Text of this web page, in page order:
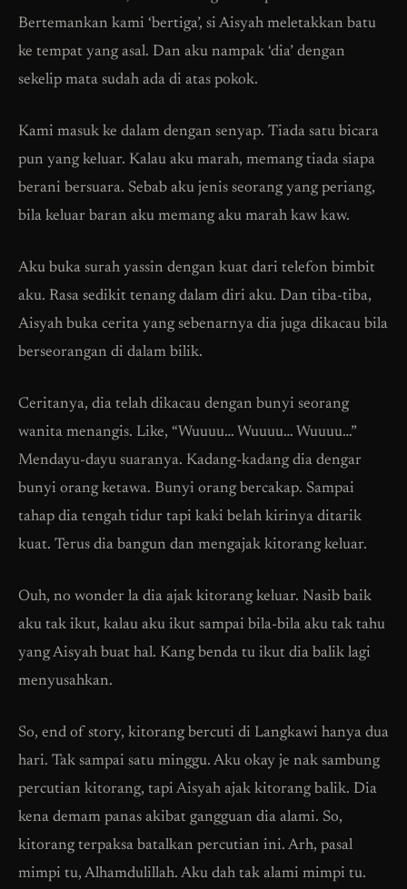
Bertemankan kami ‘bertiga’, si Aisyah meletakkan batu
ke tempat yang asal. Dan aku nampak ‘dia’ dengan
sekelip mata sudah ada di atas pokok.
Kami masuk ke dalam dengan senyap. Tiada satu bicara
pun yang keluar. Kalau aku marah, memang tiada siapa
berani bersuara. Sebab aku jenis seorang yang periang,
bila keluar baran aku memang aku marah kaw kaw.
Aku buka surah yassin dengan kuat dari telefon bimbit
aku. Rasa sedikit tenang dalam diri aku. Dan tiba-tiba,
Aisyah buka cerita yang sebenarnya dia juga dikacau bila
berseorangan di dalam bilik.
Ceritanya, dia telah dikacau dengan bunyi seorang
wanita menangis. Like, “Wuuuu… Wuuuu… Wuuuu…”
Mendayu-dayu suaranya. Kadang-kadang dia dengar
bunyi orang ketawa. Bunyi orang bercakap. Sampai
tahap dia tengah tidur tapi kaki belah kirinya ditarik
kuat. Terus dia bangun dan mengajak kitorang keluar.
Ouh, no wonder la dia ajak kitorang keluar. Nasib baik
aku tak ikut, kalau aku ikut sampai bila-bila aku tak tahu
yang Aisyah buat hal. Kang benda tu ikut dia balik lagi
menyusahkan.
So, end of story, kitorang bercuti di Langkawi hanya dua
hari. Tak sampai satu minggu. Aku okay je nak sambung
percutian kitorang, tapi Aisyah ajak kitorang balik. Dia
kena demam panas akibat gangguan dia alami. So,
kitorang terpaksa batalkan percutian ini. Arh, pasal
mimpi tu, Alhamdulillah. Aku dah tak alami mimpi tu.